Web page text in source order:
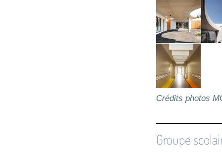
Crédits photos
Groupe